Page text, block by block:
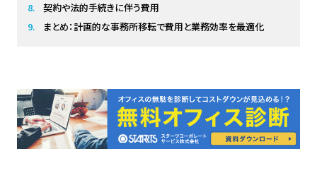
契約や法的手続きに伴う費用
まとめ：計画的な事務所移転で費用と業務効率を最適化